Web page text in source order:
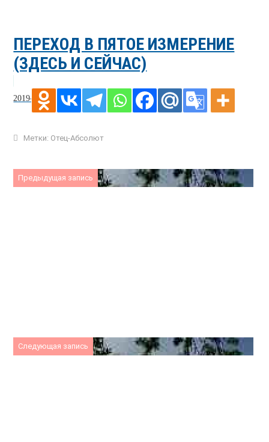
ПЕРЕХОД В ПЯТОЕ ИЗМЕРЕНИЕ
(ЗДЕСЬ И СЕЙЧАС)
2019-06-20
Метки: Отец-Абсолют
Предыдущая запись
Следующая запись